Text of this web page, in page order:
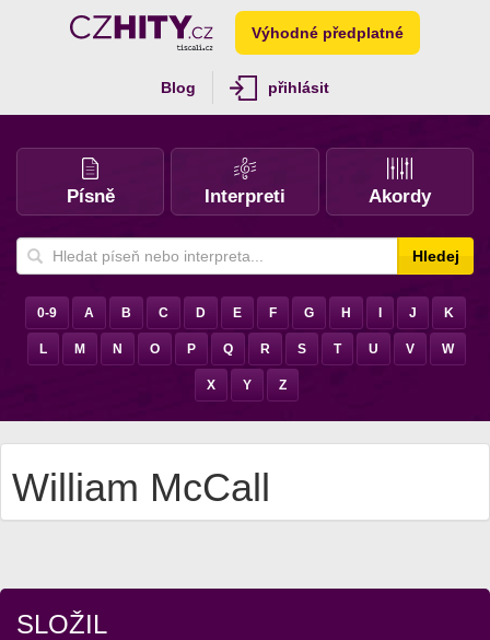
Výhodné předplatné
Blog přihlásit
Písně Interpreti Akordy
Hledej
0-9 A B C D E F G H J K
L M N O P Q R S T U V W
X Y Z
William McCall
SLOŽIL